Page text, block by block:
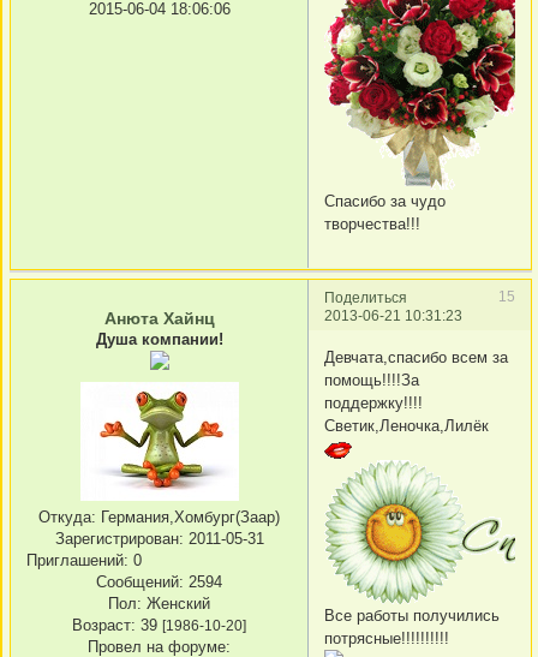
2015-06-04 18:06:06
Спасибо за чудо
творчества!!!
Поделиться
15
2013-06-21 10:31:23
Анюта Хайнц
Душа компании!
Откуда: Германия,Хомбург(Заар)
Зарегистрирован: 2011-05-31
Приглашений: 0
Сообщений: 2594
Пол: Женский
Возраст: 39 [1986-10-20]
Провел на форуме:
Девчата,спасибо всем за
помощь!!!!За
поддержку!!!!
Светик,Леночка,Лилёк
Все работы получились
потрясные!!!!!!!!!!